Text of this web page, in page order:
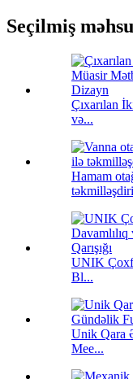
Seçilmiş
Çıxarılan
və...
Hamam
UNIK
Bl...
Unik Qara
Mee...